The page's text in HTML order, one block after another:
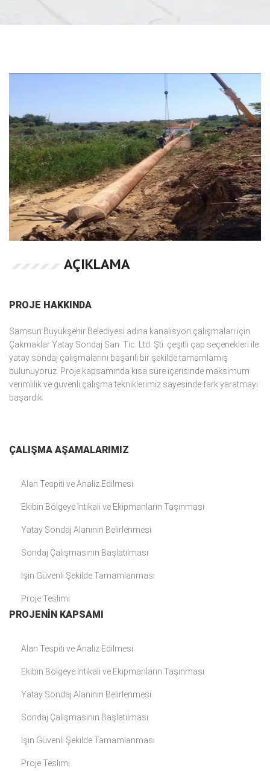
AÇIKLAMA
PROJE HAKKINDA
Samsun Büyükşehir Belediyesi adına kanalisyon çalışmaları için
Çakmaklar Yatay Sondaj San. Tic. Ltd. Şti. çeşitli çap seçenekleri ile
yatay sondaj çalışmalarını başarılı bir şekilde tamamlamış
bulunuyoruz. Proje kapsamında kısa süre içerisinde maksimum
verimlilik ve güvenli çalışma tekniklerimiz sayesinde fark yaratmayı
başardık.
ÇALIŞMA AŞAMALARIMIZ
Alan Tespiti ve Analiz Edilmesi
Ekibin Bölgeye İntikali ve Ekipmanların Taşınması
Yatay Sondaj Alanının Belirlenmesi
Sondaj Çalışmasının Başlatılması
İşin Güvenli Şekilde Tamamlanması
Proje Teslimi
PROJENİN KAPSAMI
Alan Tespiti ve Analiz Edilmesi
Ekibin Bölgeye İntikali ve Ekipmanların Taşınması
Yatay Sondaj Alanının Belirlenmesi
Sondaj Çalışmasının Başlatılması
İşin Güvenli Şekilde Tamamlanması
Proje Teslimi